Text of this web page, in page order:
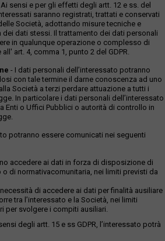
sensi e per gli effetti degli artt. 12 e ss. del
saranno registrati, trattati e conservati
Società, adottando misure tecniche e
dei dati stessi. Il trattamento dei dati personali
in qualunque operazione o complesso di
art. 4, comma 1, punto 2 del GDPR.
- I dati personali dell’interessato potranno
con tale termine il darne conoscenza ad uno
Società a terzi perdare attuazione a tutti i
In particolare i dati personali dell’interessato
Enti o Uffici Pubblici o autorità di controllo in
potranno essere comunicati nei seguenti
accedere ai dati in forza di disposizione di
o di normativacomunitaria, nei limiti previsti da
di accedere ai dati per finalità ausiliare
tra l’interessato e la Società, nei limiti
per svolgere i compiti ausiliari.
degli artt. 15 e ss GDPR, l’interessato potrà